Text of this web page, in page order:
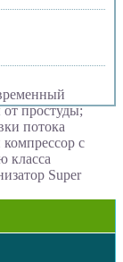
простуды;
потока
с
класса
Super